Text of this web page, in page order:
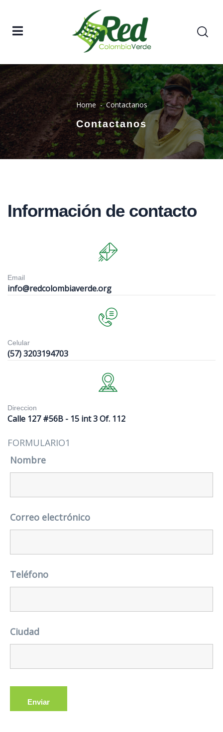
Home Contactanos
Contactanos
Información de contacto
Email
info@redcolombiaverde.org
Celular
(57) 3203194703
Direccion
Calle 127 #56B - 15 int 3 Of. 112
FORMULARIO1
Nombre
Correo electrónico
Teléfono
Ciudad